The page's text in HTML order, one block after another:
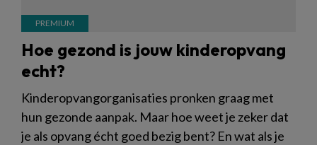
Hoe gezond is jouw kinderopvang
echt?
Kinderopvangorganisaties pronken graag met
hun gezonde aanpak. Maar hoe weet je zeker dat
je als opvang écht goed bezig bent? En wat als je